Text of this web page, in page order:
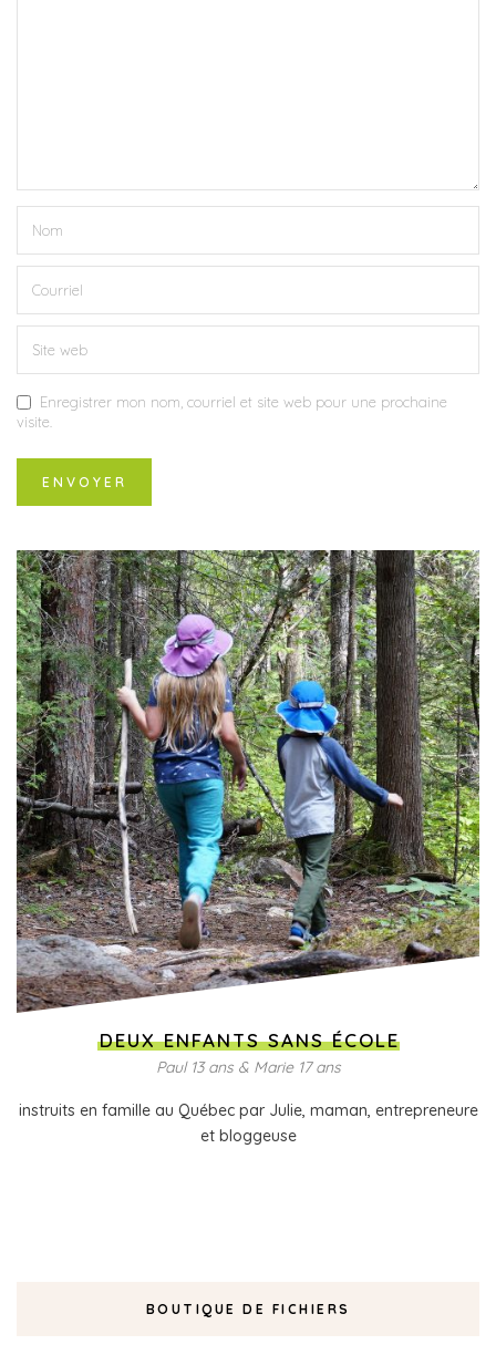
Enregistrer mon nom, courriel et site web pour une prochaine
visite.
DEUX ENFANTS SANS ÉCOLE
Paul 13 ans & Marie 17 ans
instruits en famille au Québec par Julie, maman, entrepreneure
et bloggeuse
BOUTIQUE DE FICHIERS